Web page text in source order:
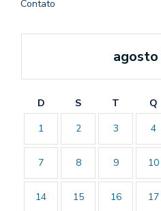
Contato
D S T Q
1
2 3 4
7 8 9 10
14 15 16 17